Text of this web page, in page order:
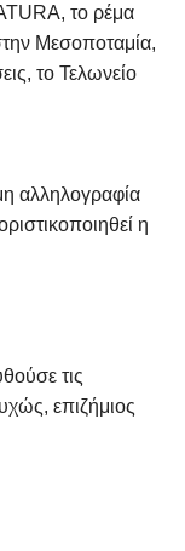
το ρέμα
Μεσοποταμία,
το Τελωνείο
αλληλογραφία
η
τις
επιζήμιος